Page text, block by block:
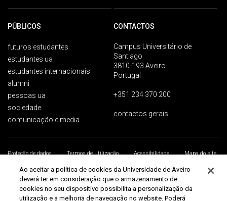
PÚBLICOS
futuros estudantes
estudantes ua
estudantes internacionais
alumni
pessoas ua
sociedade
comunicação e media
CONTACTOS
Campus Universitário de
Santiago
3810-193 Aveiro
Portugal
+351 234 370 200
contactos gerais
Proteção de dados Termos de utilização Acessibilidade
Mapa do site
Universidade de Aveiro 2026
Ao aceitar a política de cookies da Universidade de Aveiro
deverá ter em consideração que o armazenamento de
cookies no seu dispositivo possibilita a personalização da
utilização e a melhoria de navegação no website. Poderá